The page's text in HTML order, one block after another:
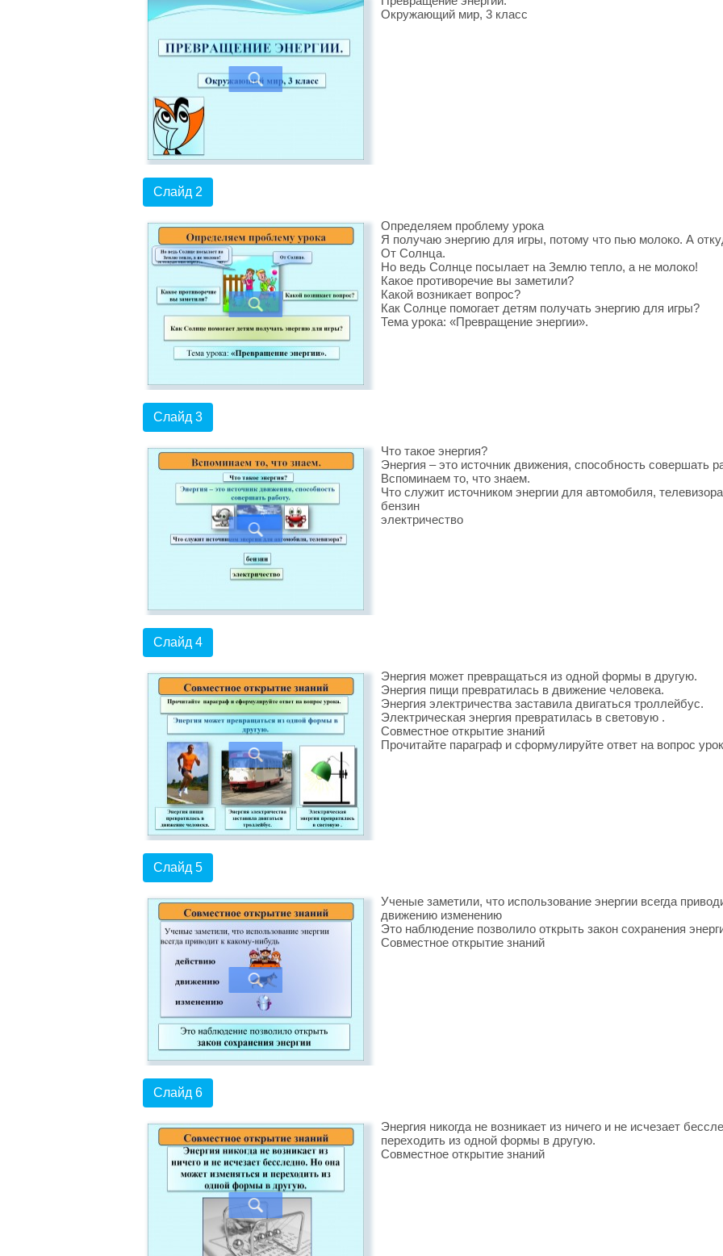
Окружающий мир, 3 класс
Слайд 2
Определяем проблему урока
Я получаю энергию для игры, потому что пью молоко. А
От Солнца.
Но ведь Солнце посылает на Землю тепло, а не молоко!
Какое противоречие вы заметили?
Какой возникает вопрос?
Как Солнце помогает детям получать энергию для игры?
Тема урока: «Превращение энергии».
Слайд 3
Что такое энергия?
Энергия – это источник движения, способность совершать
Вспоминаем то, что знаем.
Что служит источником энергии для автомобиля,
бензин
электричество
Слайд 4
Энергия может превращаться из одной формы в другую.
Энергия пищи превратилась в движение человека.
Энергия электричества заставила двигаться троллейбус.
Электрическая энергия превратилась в световую .
Совместное открытие знаний
Прочитайте параграф и сформулируйте ответ на вопрос
Слайд 5
Ученые заметили, что использование энергии всегда
движению изменению
Это наблюдение позволило открыть закон сохранения
Совместное открытие знаний
Слайд 6
Энергия никогда не возникает из ничего и не исчезает
переходить из одной формы в другую.
Совместное открытие знаний